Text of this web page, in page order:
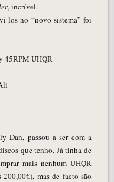
, incrível.
los no “novo sistema” foi
45RPM UHQR
Dan, passou a ser com a
que tenho. Já tinha de
mais nenhum UHQR
mas de facto são